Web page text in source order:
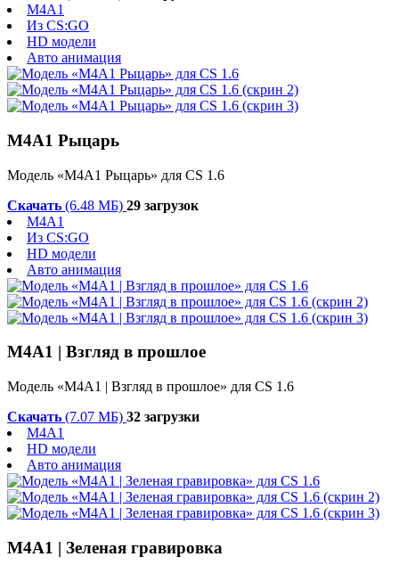
M4A1
Из CS:GO
HD модели
Авто анимация
М4А1 Рыцарь
Модель «М4А1 Рыцарь» для CS 1.6
Скачать (6.48 МБ) 29 загрузок
M4A1
Из CS:GO
HD модели
Авто анимация
М4А1 | Взгляд в прошлое
Модель «М4А1 | Взгляд в прошлое» для CS 1.6
Скачать (7.07 МБ) 32 загрузки
M4A1
HD модели
Авто анимация
М4А1 | Зеленая гравировка